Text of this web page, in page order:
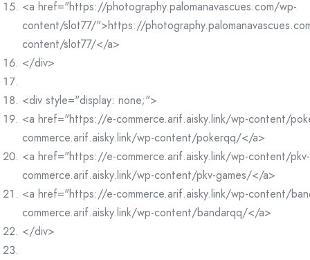
<a href="https://photography.palomanavascues.com/wp-
content/slot77/">https://
content/slot77/</a>
</div>
<div style="display: none;">
<a href="https://e-commerce.arif.aisky.link/wp-content/
commerce.arif.aisky.link/wp-content/pokerqq/</a>
<a href="https://e-commerce.arif.aisky.link/wp-content/
commerce.arif.aisky.link/wp-content/pkv-games/</a>
<a href="https://e-commerce.arif.aisky.link/wp-content/
commerce.arif.aisky.link/wp-content/bandarqq/</a>
</div>